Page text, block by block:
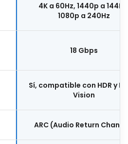
4K a 60Hz, 1440p a
1080p a 240Hz
18 Gbps
Sí, compatible con HDR y
Vision
ARC (Audio Return